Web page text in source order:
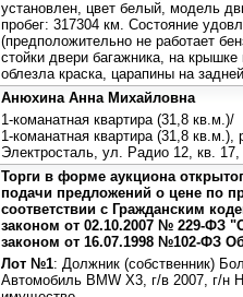
установлен, цвет белый, модель
пробег: 317304 км. Состояние
(предположительно не работает
стойки двери багажника, на
облезла краска, царапины на
Анюхина Анна Михайловна
1-команатная квартира (31,8 кв.м.)/
1-команатная квартира (31,8
Электросталь, ул. Радио 12, кв.
Торги в форме аукциона
подачи предложений о цене по
соответствии с Гражданским
законом от 02.10.2007 № 229-ФЗ
законом от 16.07.1998 №102-ФЗ
Лот №1: Должник (собственник)
Автомобиль BMW X3, г/в 2007, г/н